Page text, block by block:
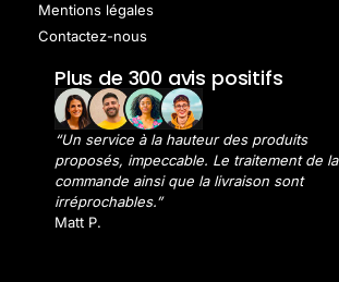
Mentions légales
Contactez-nous
Plus de 300 avis positifs
“Un service à la hauteur des produits
proposés, impeccable. Le traitement de la
commande ainsi que la livraison sont
irréprochables.”
Matt P.